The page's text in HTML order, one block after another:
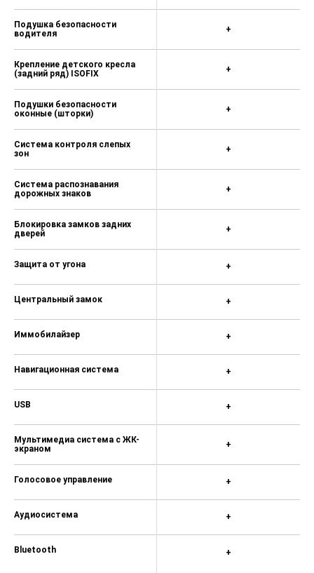
Подушка безопасности
водителя
Крепление детского кресла
(задний ряд) ISOFIX
Подушки безопасности
оконные (шторки)
Система контроля слепых
зон
Система распознавания
дорожных знаков
Блокировка замков задних
дверей
Защита от угона
Центральный замок
Иммобилайзер
Навигационная система
USB
Мультимедиа система с ЖК-
экраном
Голосовое управление
Аудиосистема
Bluetooth
+
+
+
+
+
+
+
+
+
+
+
+
+
+
+